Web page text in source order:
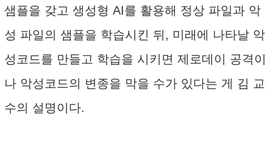
샘플을 갖고 생성형 AI를 활용해 정상 파일과 악
성 파일의 샘플을 학습시킨 뒤, 미래에 나타날 악
성코드를 만들고 학습을 시키면 제로데이 공격이
나 악성코드의 변종을 막을 수가 있다는 게 김 교
수의 설명이다.